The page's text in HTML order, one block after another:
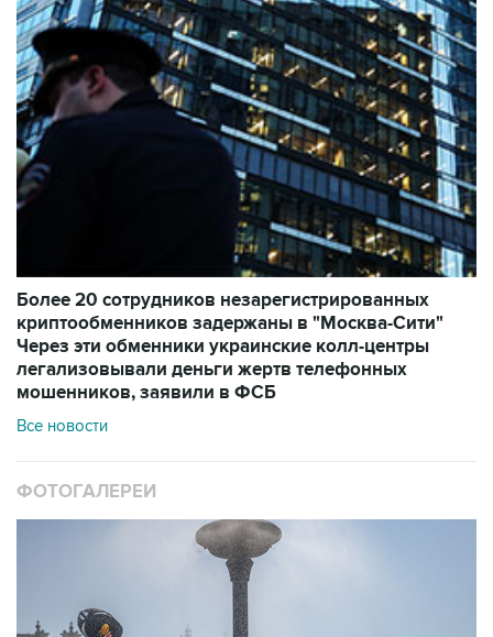
Более 20 сотрудников незарегистрированных
криптообменников задержаны в "Москва-Сити"
Через эти обменники украинские колл-центры
легализовывали деньги жертв телефонных
мошенников, заявили в ФСБ
Все новости
ФОТОГАЛЕРЕИ